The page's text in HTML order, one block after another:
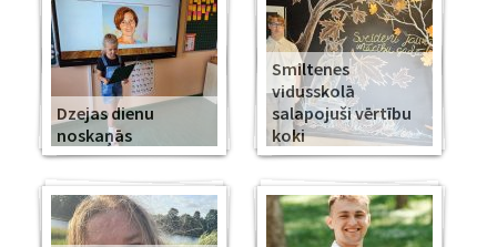
Dzejas dienu
noskaņās
Smiltenes
vidusskolā
salapojuši vērtību
koki